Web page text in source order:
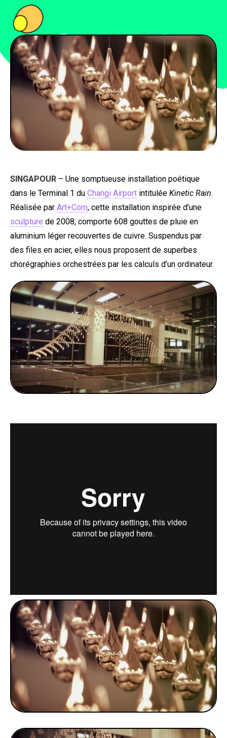
FOOD
BONS PLANS
SOUTENEZ KULTT
SINGAPOUR – Une somptueuse installation poétique
dans le Terminal 1 du Changi Airport intitulée Kinetic Rain.
Réalisée par Art+Com, cette installation inspirée d’une
sculpture de 2008, comporte 608 gouttes de pluie en
aluminium léger recouvertes de cuivre. Suspendus par
des files en acier, elles nous proposent de superbes
chorégraphies orchestrées par les calculs d’un ordinateur.